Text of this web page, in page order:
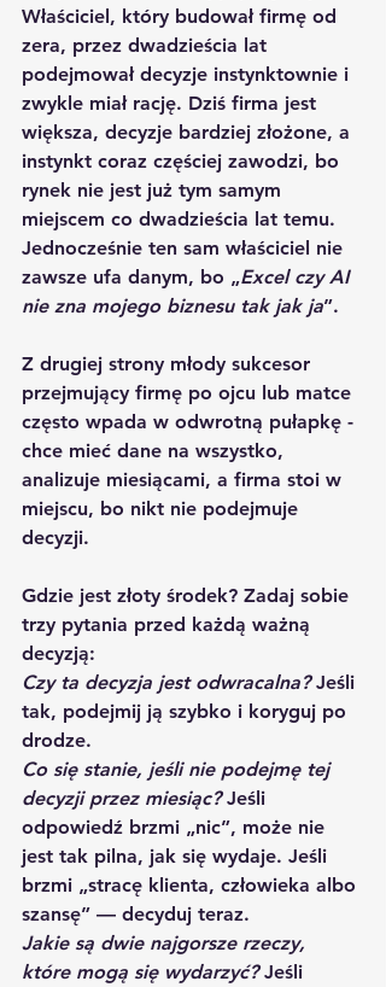
Właściciel, który budował firmę od
zera, przez dwadzieścia lat
podejmował decyzje instynktownie i
zwykle miał rację. Dziś firma jest
większa, decyzje bardziej złożone, a
instynkt coraz częściej zawodzi, bo
rynek nie jest już tym samym
miejscem co dwadzieścia lat temu.
Jednocześnie ten sam właściciel nie
zawsze ufa danym, bo „Excel czy AI
nie zna mojego biznesu tak jak ja”.
Z drugiej strony młody sukcesor
przejmujący firmę po ojcu lub matce
często wpada w odwrotną pułapkę -
chce mieć dane na wszystko,
analizuje miesiącami, a firma stoi w
miejscu, bo nikt nie podejmuje
decyzji.
Gdzie jest złoty środek? Zadaj sobie
trzy pytania przed każdą ważną
decyzją:
Czy ta decyzja jest odwracalna? Jeśli
tak, podejmij ją szybko i koryguj po
drodze.
Co się stanie, jeśli nie podejmę tej
decyzji przez miesiąc? Jeśli
odpowiedź brzmi „nic”, może nie
jest tak pilna, jak się wydaje. Jeśli
brzmi „stracę klienta, człowieka albo
szansę” — decyduj teraz.
Jakie są dwie najgorsze rzeczy,
które mogą się wydarzyć? Jeśli